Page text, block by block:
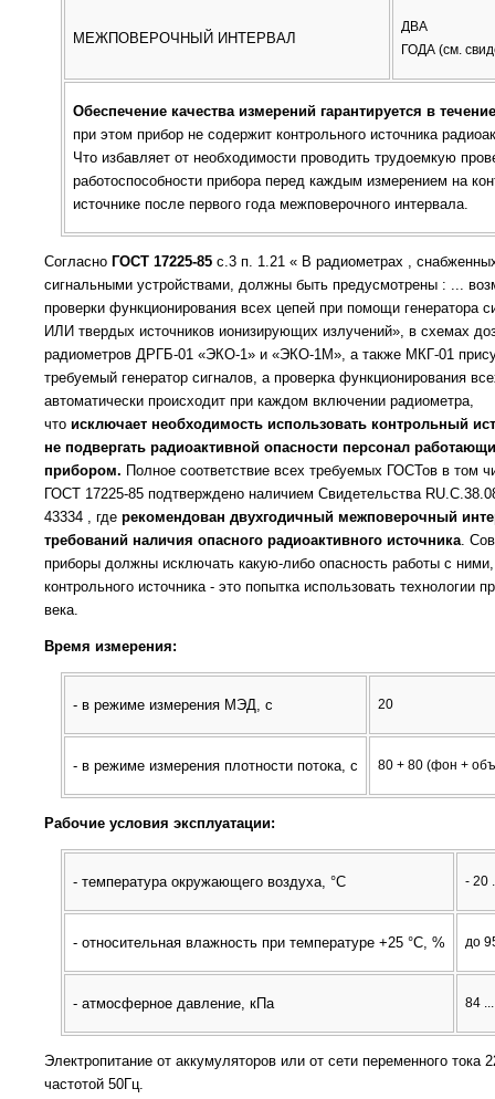
МЕЖПОВЕРОЧНЫЙ ИНТЕРВАЛ
ДВА
ГОДА (см.
Обеспечение качества измерений гарантируется в
при этом прибор не содержит контрольного источника
Что избавляет от необходимости проводить трудоемкую
работоспособности прибора перед каждым измерением на
источнике после первого года межповерочного интервала.
Согласно ГОСТ 17225-85 с.3 п. 1.21 « В радиометрах ,
сигнальными устройствами, должны быть предусмотрены : ...
проверки функционирования всех цепей при помощи генератора
ИЛИ твердых источников ионизирующих излучений», в схемах
радиометров ДРГБ-01 «ЭКО-1» и «ЭКО-1М», а также МКГ-01
требуемый генератор сигналов, а проверка функционирования
автоматически происходит при каждом включении радиометра,
что исключает необходимость использовать контрольный
не подвергать радиоактивной опасности персонал
прибором. Полное соответствие всех требуемых ГОСТов в том
ГОСТ 17225-85 подтверждено наличием Свидетельства
43334 , где рекомендован двухгодичный межповерочный
требований наличия опасного радиоактивного источника.
приборы должны исключать какую-либо опасность работы с
контрольного источника - это попытка использовать технологии
века.
Время измерения:
- в режиме измерения МЭД, с 20
- в режиме измерения плотности потока, с 80 + 80 (фон +
Рабочие условия эксплуатации:
- температура окружающего воздуха, °С - 20
- относительная влажность при температуре +25 °С, % до
- атмосферное давление, кПа 84
Электропитание от аккумуляторов или от сети переменного тока
частотой 50Гц.